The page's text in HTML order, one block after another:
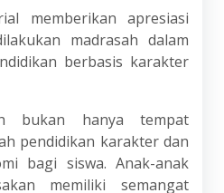
memberikan apresiasi
madrasah dalam
berbasis karakter
bukan hanya tempat
pendidikan karakter dan
bagi siswa. Anak-anak
memiliki semangat